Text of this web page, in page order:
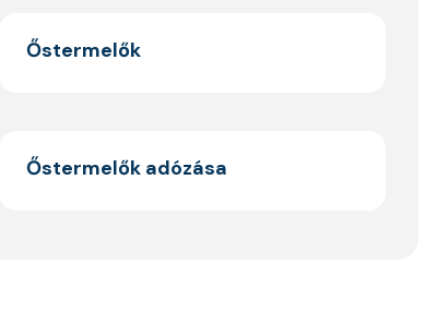
Őstermelők
Őstermelők adózása